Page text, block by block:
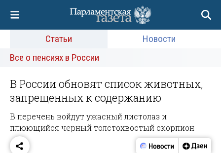
Статьи
Новости
Все о пенсиях в России
В России обновят список животных,
запрещенных к содержанию
В перечень войдут ужасный листолаз и
плюющийся черный толстохвостый скорпион